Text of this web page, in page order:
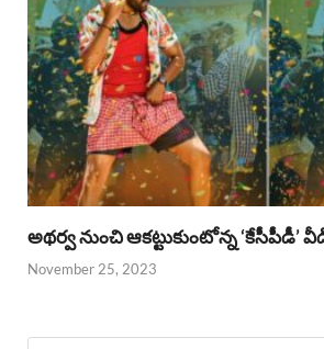
అథర్వ నుంచి ఆకట్టుకుంటోన్న
November 25, 2023